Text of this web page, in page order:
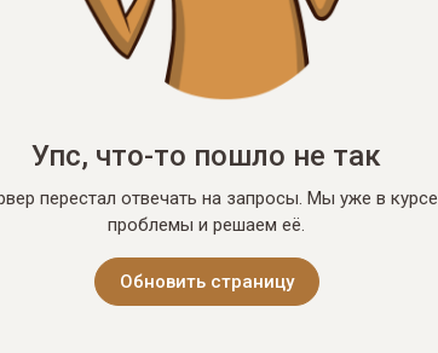
Упс, что-то пошло не так
перестал отвечать на запросы. Мы уже в курсе
проблемы и решаем её.
Обновить страницу